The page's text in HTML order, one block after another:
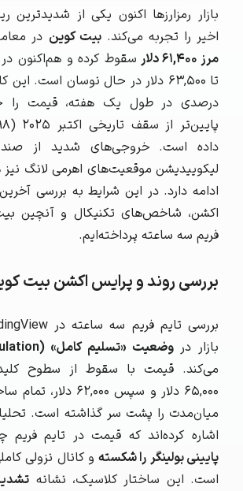
بازار رمزارزها اکنون یکی از
اخیر را تجربه می‌کند.بیت‌ کوین در
مرز ۶۱,۴۰۰ دلار
لیکوییدیشن موقعیت‌های اهرمی لانگ
ادامه دارد. در این شرایط به بررسی
اکشن، شاخص‌های تکنیکال و آنچین
فریم سه ساعته پرداخته‌ایم.
بررسی روند و پرایس اکشن بیت
بازار دروضعیت «تسلیم کامل» (
۶۵,۰۰۰ دلار و سپس
اشاره کرده‌اند که قیمت در تایم فریم
پایینی بولینگر را شکسته و کانال نزولی
است. این ساختار کلاسیک، نشانه